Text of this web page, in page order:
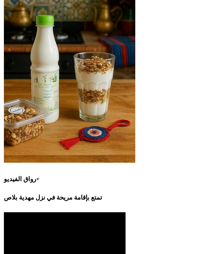
رواق الفيديو+
تمتع بإقامة مريحة في نزل مهدية بلاص